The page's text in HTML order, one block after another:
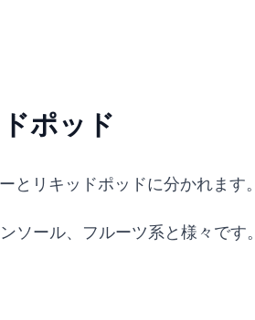
ポッド
とリキッドポッドに分かれます。
ソール、フルーツ系と様々です。